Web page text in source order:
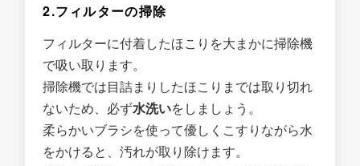
2.フィルターの掃除
フィルターに付着したほこりを大まかに掃除機
で吸い取ります。
掃除機では目詰まりしたほこりまでは取り切れ
ないため、必ず水洗いをしましょう。
柔らかいブラシを使って優しくこすりながら水
をかけると、汚れが取り除けます。